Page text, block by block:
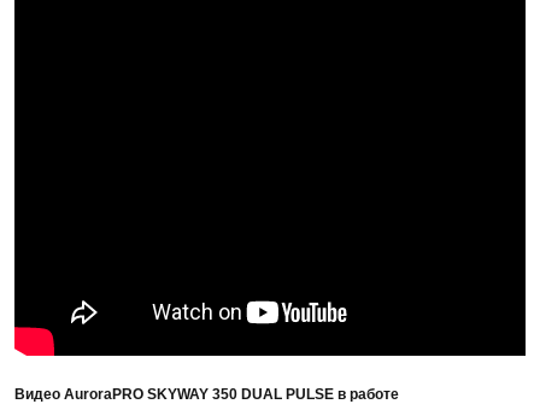
Видео AuroraPRO SKYWAY 350 DUAL PULSE в работе